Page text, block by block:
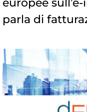
europee
parla di